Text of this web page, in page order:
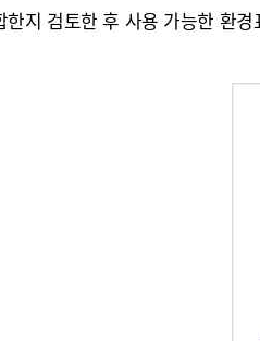
지 검토한 후 사용 가능한 환